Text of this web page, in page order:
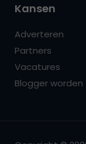
Kansen
Adverteren
Partners
Vacatures
Blogger worden